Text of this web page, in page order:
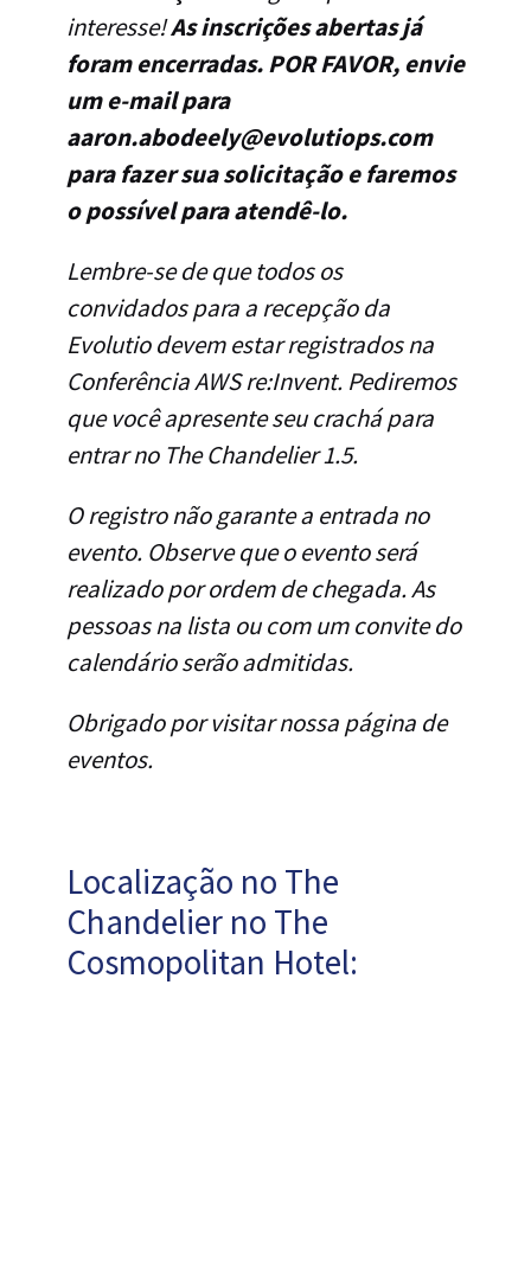
interesse!As inscrições abertas já
foram encerradas. POR FAVOR, envie
um e-mail para
aaron.abodeely@evolutiops.com
para fazer sua solicitação e faremos
o possível para atendê-lo.
Lembre-se de que todos os
convidados para a recepção da
Evolutio devem estar registrados na
Conferência AWS re:Invent. Pediremos
que você apresente seu crachá para
entrar no The Chandelier 1.5.
O registro não garante a entrada no
evento. Observe que o evento será
realizado por ordem de chegada. As
pessoas na lista ou com um convite do
calendário serão admitidas.
Obrigado por visitar nossa página de
eventos.
Localização no The
Chandelier no The
Cosmopolitan Hotel: